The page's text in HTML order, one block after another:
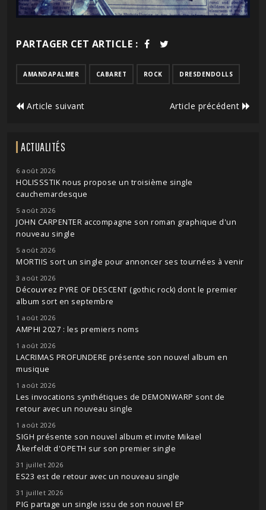
PARTAGER CET ARTICLE :
AMANDAPALMER CABARET ROCK DRESDENDOLLS
Article suivant Article précédent
ACTUALITÉS
6 août 2026
HOLISSSTIK nous propose un troisième single
cauchemardesque
5 août 2026
JOHN CARPENTER accompagne son roman graphique d'un
nouveau single
5 août 2026
MORTIIS sort un single pour annoncer ses tournées à venir
3 août 2026
Découvrez PYRE OF DESCENT (gothic rock) dont le premier
album sort en septembre
1 août 2026
AMPHI 2027 : les premiers noms
1 août 2026
LACRIMAS PROFUNDERE présente son nouvel album en
musique
1 août 2026
Les invocations synthétiques de DEMONWARP sont de
retour avec un nouveau single
1 août 2026
SIGH présente son nouvel album et invite Mikael
Åkerfeldt d'OPETH sur son premier single
31 juillet 2026
ES23 est de retour avec un nouveau single
31 juillet 2026
PIG partage un single issu de son nouvel EP